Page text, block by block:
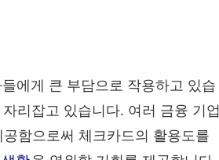
에게 큰 부담으로 작용하고 있습
자리잡고 있습니다. 여러 금융 기업
함으로써 체크카드의 활용도를